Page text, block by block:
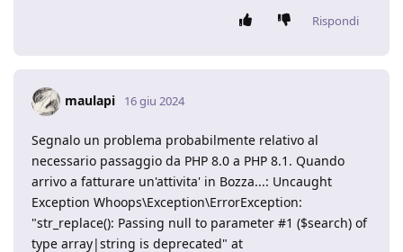
Rispondi
maulapi 16 giu 2024
Segnalo un problema probabilmente relativo al
necessario passaggio da PHP 8.0 a PHP 8.1. Quando
arrivo a fatturare un'attivita' in Bozza...: Uncaught
Exception Whoops\Exception\ErrorException:
"str_replace(): Passing null to parameter #1 ($search) of
type array|string is deprecated" at